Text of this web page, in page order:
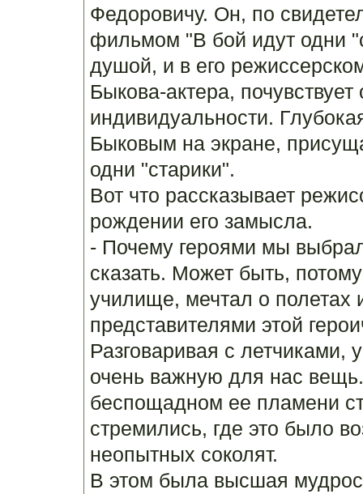
Федоровичу. Он, по
фильмом "В бой идут одни
душой, и в его
Быкова-актера,
индивидуальности.
Быковым на экране,
одни "старики".
Вот что рассказывает
рождении его замысла.
- Почему героями мы
сказать. Может быть,
училище, мечтал о
представителями этой
Разговаривая с
очень важную для нас
беспощадном ее пламени
стремились, где это было
неопытных соколят.
В этом была высшая